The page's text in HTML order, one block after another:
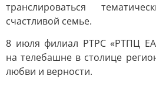
транслироваться
счастливой семье.
8 июля филиал РТРС «РТПЦ
на телебашне в столице
любви и верности.